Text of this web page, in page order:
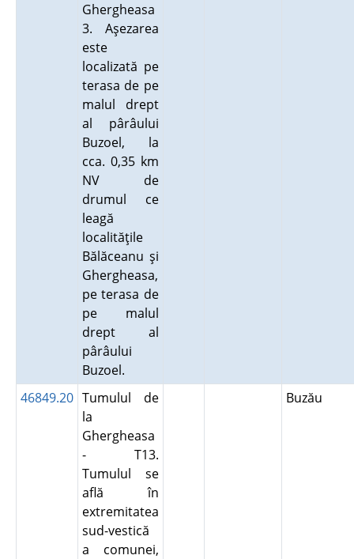
Ghergheasa
3. Aşezarea
este
localizată pe
terasa de pe
malul drept
al pârâului
Buzoel, la
cca. 0,35 km
NV de
drumul ce
leagă
localităţile
Bălăceanu şi
Ghergheasa,
pe terasa de
pe malul
drept al
pârâului
Buzoel.
46849.20 Tumulul de
la
Ghergheasa
- T13.
Tumulul se
află în
extremitatea
sud-vestică
a comunei,
Buzău